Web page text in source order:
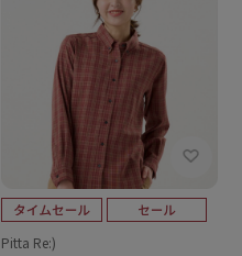
Pitta Re:)